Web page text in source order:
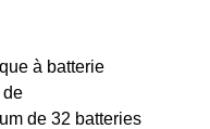
à batterie
de
de 32 batteries